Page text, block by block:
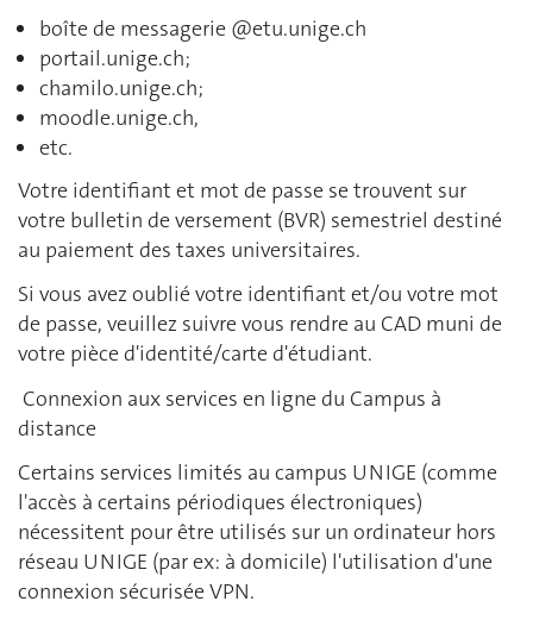
boîte de messagerie @etu.unige.ch
portail.unige.ch;
chamilo.unige.ch;
moodle.unige.ch,
etc.
Votre identifiant et mot de passe se trouvent sur
votre bulletin de versement (BVR) semestriel destiné
au paiement des taxes universitaires.
Si vous avez oublié votre identifiant et/ou votre mot
de passe, veuillez suivre vous rendre au CAD muni de
votre pièce d'identité/carte d'étudiant.
Connexion aux services en ligne du Campus à
distance
Certains services limités au campus UNIGE (comme
l'accès à certains périodiques électroniques)
nécessitent pour être utilisés sur un ordinateur hors
réseau UNIGE (par ex: à domicile) l'utilisation d'une
connexion sécurisée VPN.